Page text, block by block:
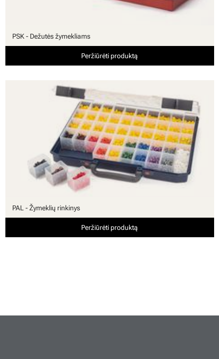
PSK - Dežutės žymekliams
Peržiūrėti produktą
PAL - Žymeklių rinkinys
Peržiūrėti produktą